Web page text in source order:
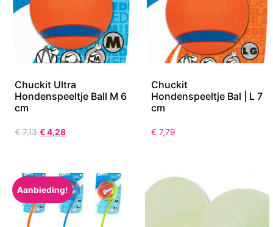
Chuckit Ultra
Hondenspeeltje Ball M 6
cm
€7,13 €4,28
Chuckit
Hondenspeeltje Bal | L 7
cm
€ 7,79
Aanbieding!